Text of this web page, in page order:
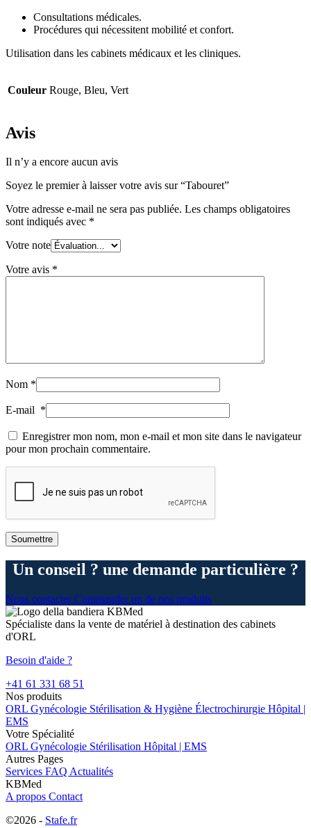
Consultations médicales.
Procédures qui nécessitent mobilité et confort.
Utilisation dans les cabinets médicaux et les cliniques.
Couleur Rouge, Bleu, Vert
Avis
Il n’y a encore aucun avis
Soyez le premier à laisser votre avis sur “Tabouret”
Votre adresse e-mail ne sera pas publiée. Les champs obligatoires
sont indiqués avec *
Votre note
Votre avis *
Nom *
E-mail *
Enregistrer mon nom, mon e-mail et mon site dans le navigateur
pour mon prochain commentaire.
Un conseil ? une demande particulière ?
Nous contacter Commander un de nos produits
Spécialiste dans la vente de matériel à destination des cabinets
d'ORL
Besoin d'aide ?
+41 61 331 68 51
Nos produits
ORL Gynécologie Stérilisation & Hygiène Électrochirurgie Hôpital |
EMS
Votre Spécialité
ORL Gynécologie Stérilisation Hôpital | EMS
Autres Pages
Services FAQ Actualités
KBMed
A propos Contact
©2026 - Stafe.fr